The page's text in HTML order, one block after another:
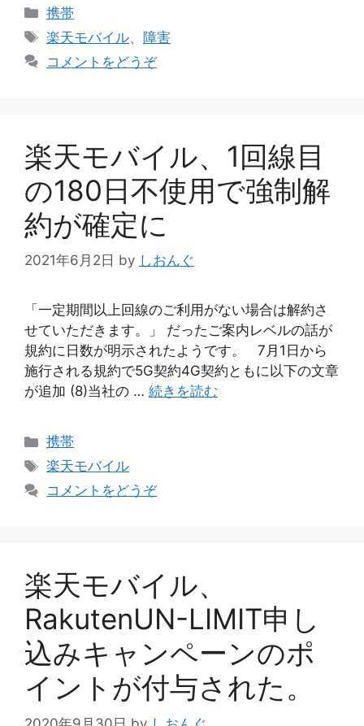
カ
テ
ゴ
リ
携帯
タ
楽天モバイル、障害
コメントをどうぞ
楽天モバイル、1回線目
の180日不使用で強制解
約が確定に
2021年6月2日 by しおんぐ
「一定期間以上回線のご利用がない場合は解約さ
せていただきます。」 だったご案内レベルの話が
規約に日数が明示されたようです。 7月1日から
施行される規約で5G契約4G契約ともに以下の文章
が追加 (8)当社の … 続きを読む
カ
テ
リ
携帯
タ
グ
楽天モバイル
コメントをどうぞ
楽天モバイル、
RakutenUN-LIMIT申し
込みキャンペーンのポ
イントが付与された。